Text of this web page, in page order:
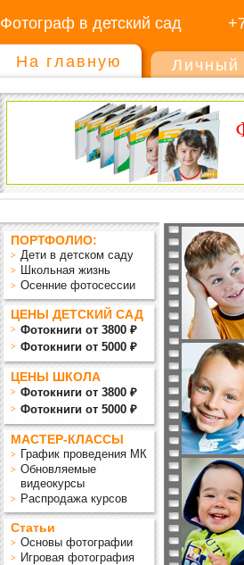
Фотограф в детский сад
На главную Личный
ПОРТФОЛИО:
Дети в детском саду
Школьная жизнь
Осенние фотосессии
ЦЕНЫ ДЕТСКИЙ САД
Фотокниги от 3800 ₽
Фотокниги от 5000 ₽
ЦЕНЫ ШКОЛА
Фотокниги от 3800 ₽
Фотокниги от 5000 ₽
МАСТЕР-КЛАССЫ
График проведения МК
Обновляемые
видеокурсы
Распродажа курсов
Статьи
Основы фотографии
Игровая фотография